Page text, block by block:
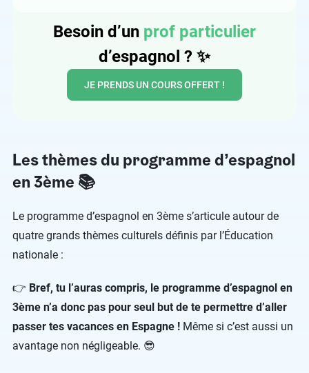
Besoin d’un prof particulier
d’espagnol ? ✨
JE PRENDS UN COURS OFFERT !
Les thèmes du programme d’espagnol
en 3ème 📚
Le programme d’espagnol en 3ème s’articule autour de
quatre grands thèmes culturels définis par l’Éducation
nationale :
👉 Bref, tu l’auras compris, le programme d’espagnol en
3ème n’a donc pas pour seul but de te permettre d’aller
passer tes vacances en Espagne ! Même si c’est aussi un
avantage non négligeable. 😎